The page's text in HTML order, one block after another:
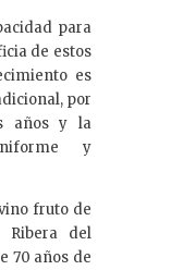
para
de estos
es
por
años y la
y
fruto de
del
70 años de